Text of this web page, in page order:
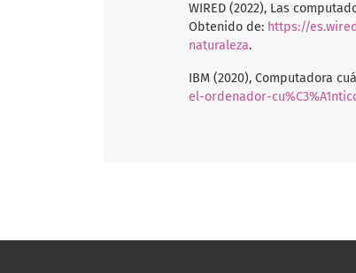
WIRED (2022), Las
Obtenido de: https://
naturaleza.
IBM (2020), Computadora
el-ordenador-